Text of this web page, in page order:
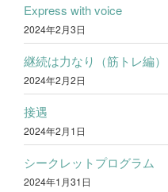
Express with voice
2024年2月3日
継続は力なり（筋トレ編）
2024年2月2日
接遇
2024年2月1日
シークレットプログラム
2024年1月31日